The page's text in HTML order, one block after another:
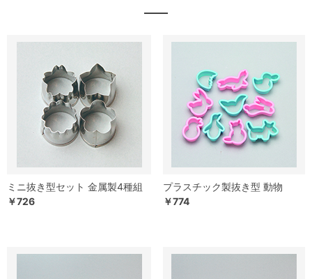
ミニ抜き型セット 金属製4種組
￥726
プラスチック製抜き型 動物
￥774